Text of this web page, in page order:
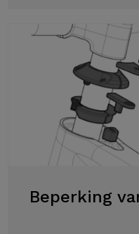
Beperking